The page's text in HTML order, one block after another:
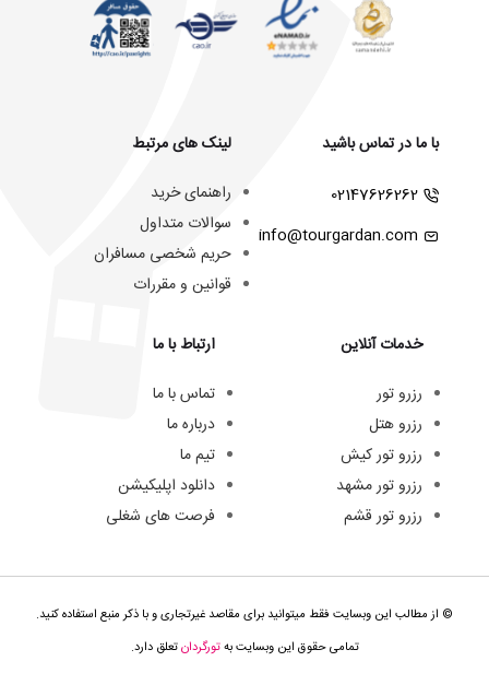
با ما در تماس باشید
02147626262
info@tourgardan.com
خدمات آنلاین
رزرو تور
رزرو هتل
رزرو تور کیش
رزرو تور مشهد
رزرو تور قشم
لینک های مرتبط
راهنمای خرید
سوالات متداول
حریم شخصی مسافران
قوانین و مقررات
ارتباط با ما
تماس با ما
درباره ما
تیم ما
دانلود اپلیکیشن
فرصت های شغلی
© از مطالب این وبسایت فقط میتوانید برای مقاصد غیرتجاری و با ذکر منبع استفاده کنید.
تمامی حقوق این وبسایت بهتورگردانتعلق دارد.